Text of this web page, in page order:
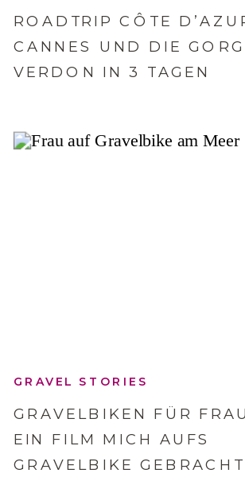
ROADTRIP CÔTE
CANNES UND DIE
VERDON IN 3 TAGEN
GRAVEL STORIES
GRAVELBIKEN FÜR
EIN FILM MICH AUFS
GRAVELBIKE